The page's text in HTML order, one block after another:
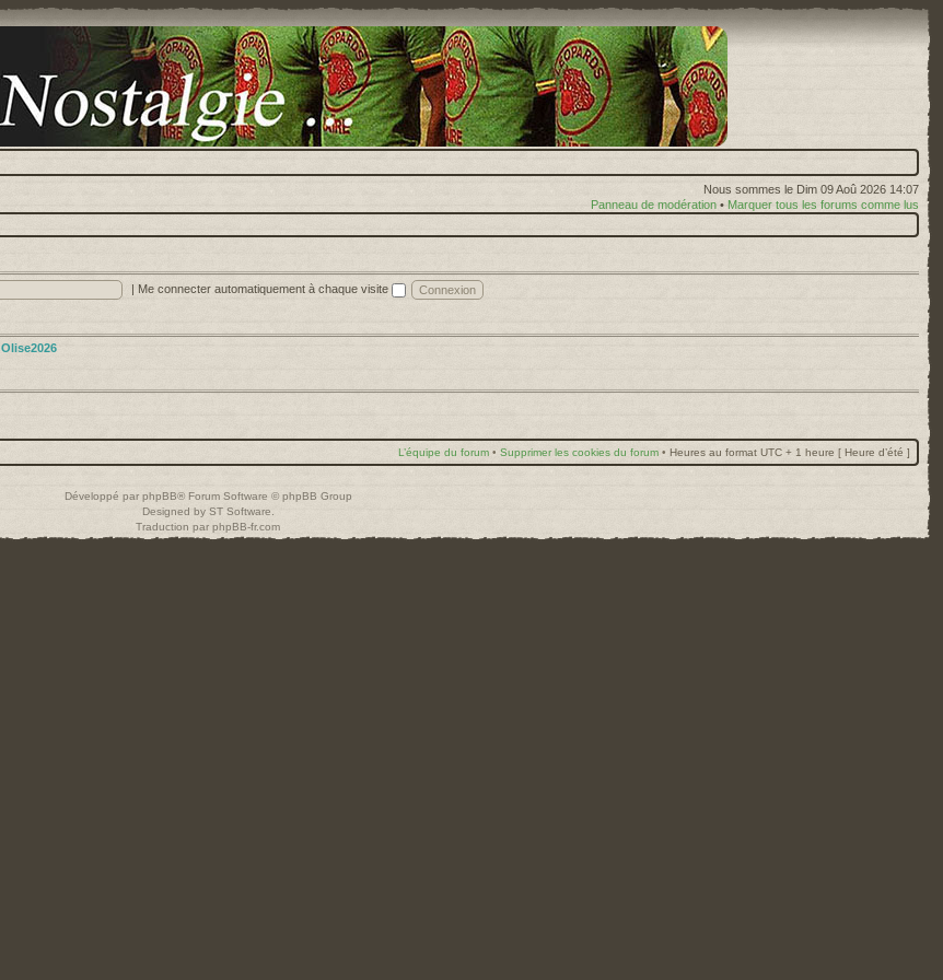
Nous sommes le Dim 09 Aoû 2026 14:07
Panneau de modération • Marquer tous les forums comme lus
| Me connecter automatiquement à chaque visite
Olise2026
L’équipe du forum • Supprimer les cookies du forum • Heures au format UTC + 1 heure [ Heure d’été ]
Développé par phpBB® Forum Software © phpBB Group
Designed by ST Software
Traduction par phpBB-fr.com